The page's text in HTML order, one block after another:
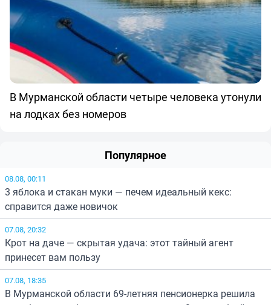
В Мурманской области четыре человека утонули
на лодках без номеров
Популярное
08.08, 00:11
3 яблока и стакан муки — печем идеальный кекс:
справится даже новичок
07.08, 20:32
Крот на даче — скрытая удача: этот тайный агент
принесет вам пользу
07.08, 18:35
В Мурманской области 69-летняя пенсионерка решила